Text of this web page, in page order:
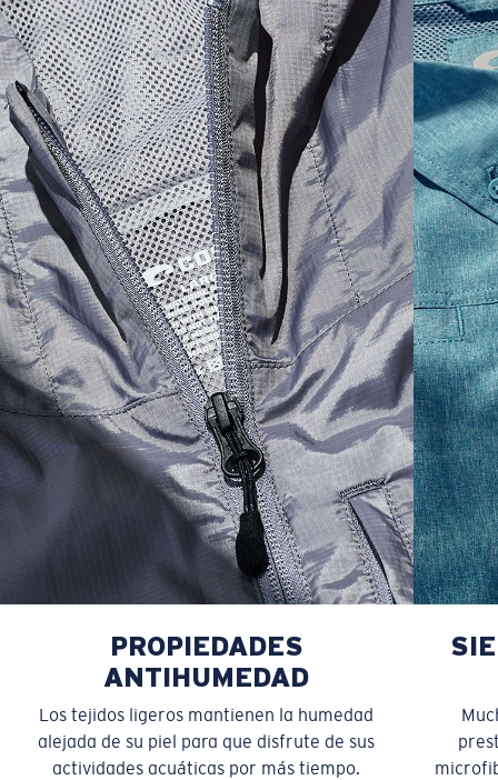
SIZES 1. CHEST 2. BODY LENGTH 3. SLEEVE LENGTH
S 19" 27” 7 ¾”
M 21" 28" 8 ¼”
L 23” 29” 8 ¾”
XL 25” 30” 9 ¼”
XXL 27” 31” 9 ¾”
PROPIEDADES
ANTIHUMEDAD
Los tejidos ligeros mantienen la humedad
alejada de su piel para que disfrute de sus
actividades acuáticas por más tiempo.